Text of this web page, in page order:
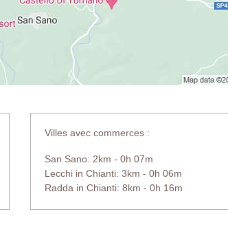
Villes avec commerces :
San Sano: 2km - 0h 07m
Lecchi in Chianti: 3km - 0h 06m
Radda in Chianti: 8km - 0h 16m